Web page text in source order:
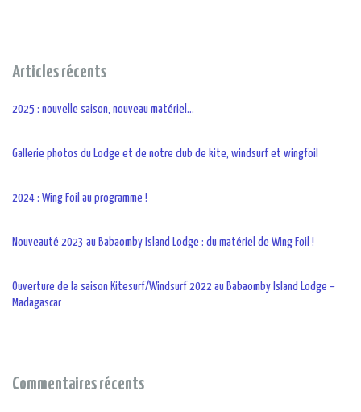
Articles récents
2025 : nouvelle saison, nouveau matériel…
Gallerie photos du Lodge et de notre club de kite, windsurf et wingfoil
2024 : Wing Foil au programme !
Nouveauté 2023 au Babaomby Island Lodge : du matériel de Wing Foil !
Ouverture de la saison Kitesurf/Windsurf 2022 au Babaomby Island Lodge –
Madagascar
Commentaires récents